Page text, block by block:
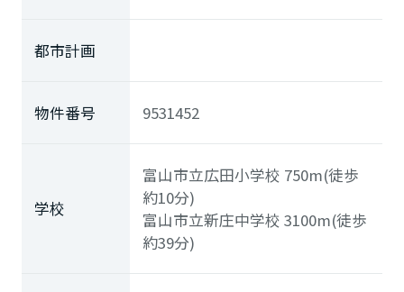
都市計画
物件番号 9531452
学校
富山市立広田小学校 750m(徒歩
約10分)
富山市立新庄中学校3100m(徒歩
約39分)